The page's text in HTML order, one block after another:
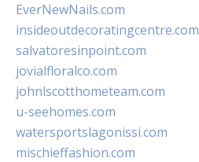
EverNewNails.com
insideoutdecoratingcentre.com
salvatoresinpoint.com
jovialfloralco.com
johnlscotthometeam.com
u-seehomes.com
watersportslagonissi.com
mischieffashion.com